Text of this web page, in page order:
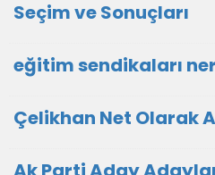
Seçim ve Sonuçları
eğitim sendikaları
Çelikhan Net Olarak